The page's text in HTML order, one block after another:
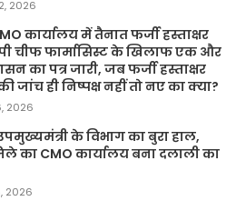
2026
कार्यालय में तैनात फर्जी हस्ताक्षर
चीफ फार्मासिस्ट के खिलाफ एक और
का पत्र जारी, जब फर्जी हस्ताक्षर
जांच ही निष्पक्ष नहीं तो नए का क्या?
2026
के विभाग का बुरा हाल,
का CMO कार्यालय बना दलाली का
2026